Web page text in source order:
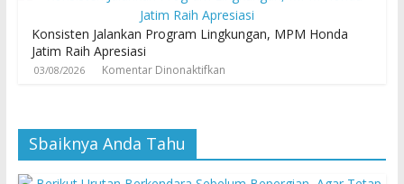
Konsisten Jalankan Program Lingkungan, MPM Honda
Jatim Raih Apresiasi
03/08/2026 Komentar Dinonaktifkan
Sbaiknya Anda Tahu